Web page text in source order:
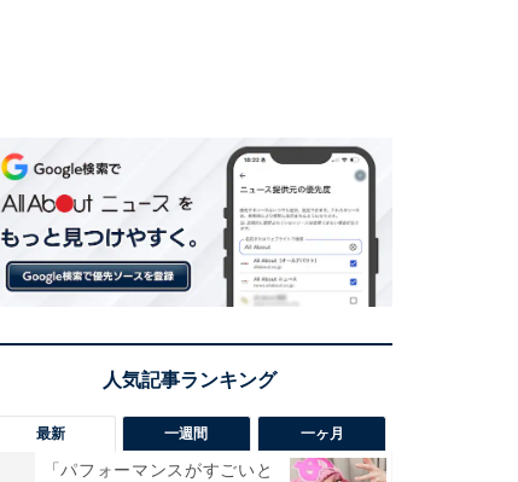
最新 一週間 一ヶ月
「パフォーマンスがすごいと